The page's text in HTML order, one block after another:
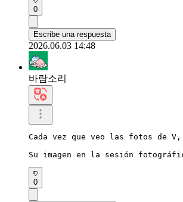
0
Escribe una respuesta
2026.06.03 14:48
바람소리
Cada vez que veo las fotos de V,
Su imagen en la sesión
0